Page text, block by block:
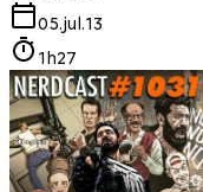
05.jul.13
1h27